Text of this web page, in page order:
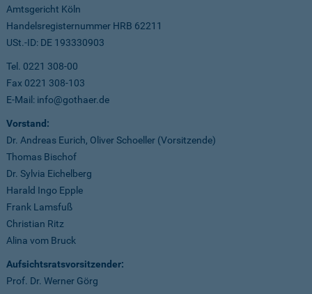
Amtsgericht Köln
Handelsregisternummer HRB 62211
USt.-ID: DE 193330903
Tel. 0221 308-00
Fax 0221 308-103
E-Mail: info@gothaer.de
Vorstand:
Dr. Andreas Eurich, Oliver Schoeller (Vorsitzende)
Thomas Bischof
Dr. Sylvia Eichelberg
Harald Ingo Epple
Frank Lamsfuß
Christian Ritz
Alina vom Bruck
Aufsichtsratsvorsitzender:
Prof. Dr. Werner Görg